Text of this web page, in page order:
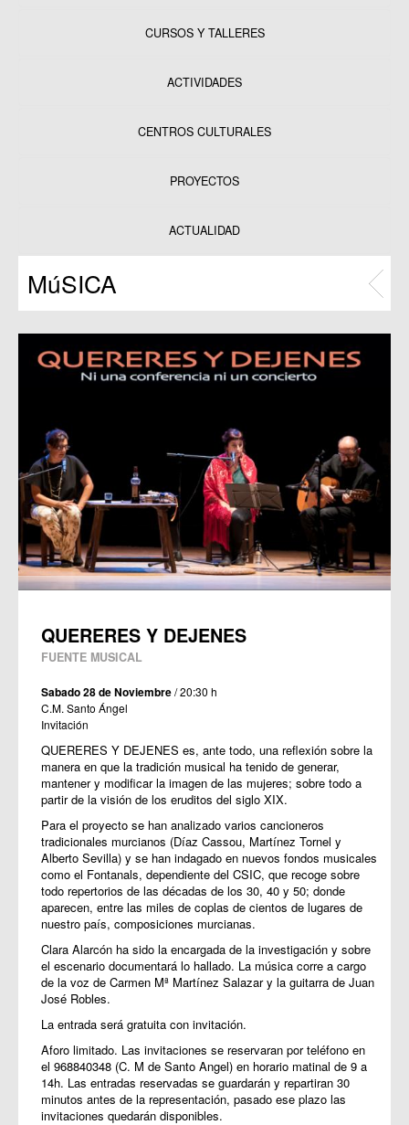
CURSOS Y TALLERES
ACTIVIDADES
CENTROS CULTURALES
PROYECTOS
Programas
ACTUALIDAD
MúSICA
QUERERES Y DEJENES
FUENTE MUSICAL
Sabado 28 de Noviembre/ 20:30 h
C.M. Santo Ángel
Invitación
QUERERES Y DEJENES es, ante todo, una reflexión sobre la
manera en que la tradición musical ha tenido de generar,
mantener y modificar la imagen de las mujeres; sobre todo a
partir de la visión de los eruditos del siglo XIX.
Para el proyecto se han analizado varios cancioneros
tradicionales murcianos (Díaz Cassou, Martínez Tornel y
Alberto Sevilla) y se han indagado en nuevos fondos musicales
como el Fontanals, dependiente del CSIC, que recoge sobre
todo repertorios de las décadas de los 30, 40 y 50; donde
aparecen, entre las miles de coplas de cientos de lugares de
nuestro país, composiciones murcianas.
Clara Alarcón ha sido la encargada de la investigación y sobre
el escenario documentará lo hallado. La música corre a cargo
de la voz de Carmen Mª Martínez Salazar y la guitarra de Juan
José Robles.
La entrada será gratuita con invitación.
Aforo limitado. Las invitaciones se reservaran por teléfono en
el 968840348 (C. M de Santo Angel) en horario matinal de 9 a
14h. Las entradas reservadas se guardarán y repartiran 30
minutos antes de la representación, pasado ese plazo las
invitaciones quedarán disponibles.